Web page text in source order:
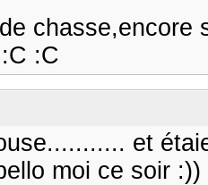
chasse,encore
:C
et
moi ce soir :))